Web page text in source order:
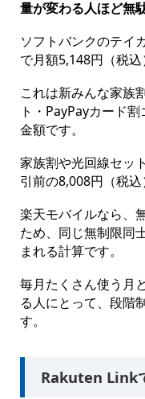
量が変わる人ほど無
ソフトバンクのテイ
で月額5,148円（税込
これは新みんな家族
ト・PayPayカード
金額です。
家族割や光回線セッ
引前の8,008円（税込
楽天モバイルなら、
ため、同じ無制限同
まれる計算です。
毎月たくさん使う月
る人にとって、段階
す。
Rakuten Link